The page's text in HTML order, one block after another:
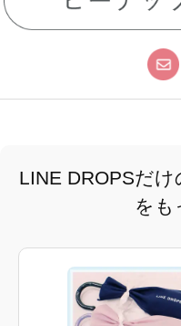
LINE DROPSだ
をも